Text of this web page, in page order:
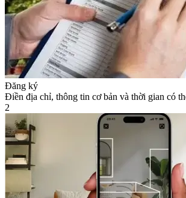
Đăng ký
Điền địa chỉ, thông tin cơ bản và thời gian có
2